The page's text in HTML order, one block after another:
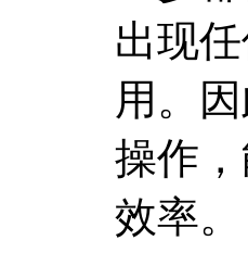
出现
用。
操作
效率。